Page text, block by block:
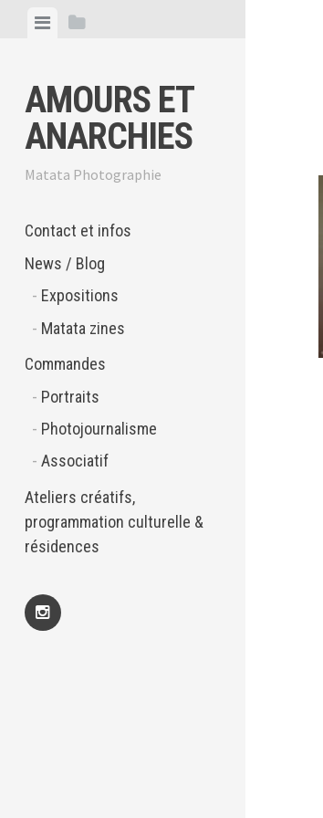
ViewView
AMOURS ET
ANARCHIES
Matata Photographie
Contact et infos
News / Blog
Expositions
Matata zines
Commandes
Portraits
Photojournalisme
Associatif
Ateliers créatifs,
programmation culturelle &
résidences